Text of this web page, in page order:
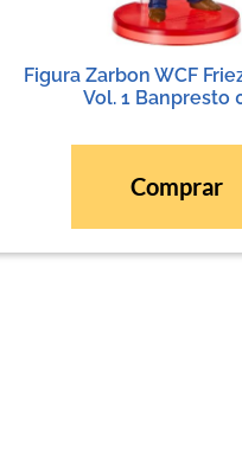
Figura Zarbon WCF
Vol. 1 Banpresto
Comprar